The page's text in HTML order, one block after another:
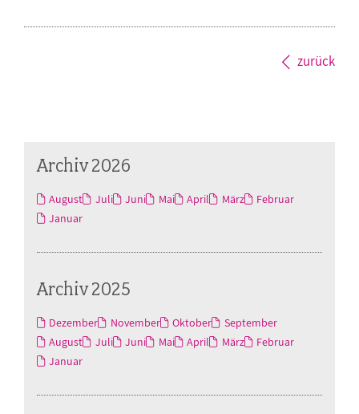
zurück
Archiv 2026
August Juli Juni Mai April März
Februar
Januar
Archiv 2025
Dezember November Oktober
September
August
Juli Juni Mai April März
Februar
Januar